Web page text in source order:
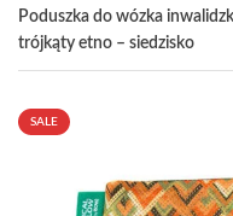
Poduszka do wózka
trójkąty etno – siedzisko
SALE